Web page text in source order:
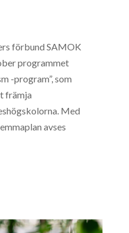
förbund SAMOK
programmet
-program”, som
främja
Med
avses